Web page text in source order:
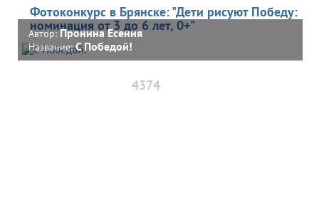
Фотоконкурс в Брянске: "Дети рисуют Победу:
номинация от 3 до 6 лет, 0+"
Автор:Пронина Есения
Название:С Победой!
4374